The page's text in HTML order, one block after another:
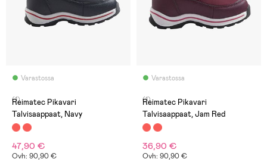
Varastossa
(1)
Reimatec Pikavari
Talvisaappaat, Navy
47,90 €
Ovh: 90,90 €
Varastossa
(1)
Reimatec Pikavari
Talvisaappaat, Jam Red
36,90 €
Ovh: 90,90 €